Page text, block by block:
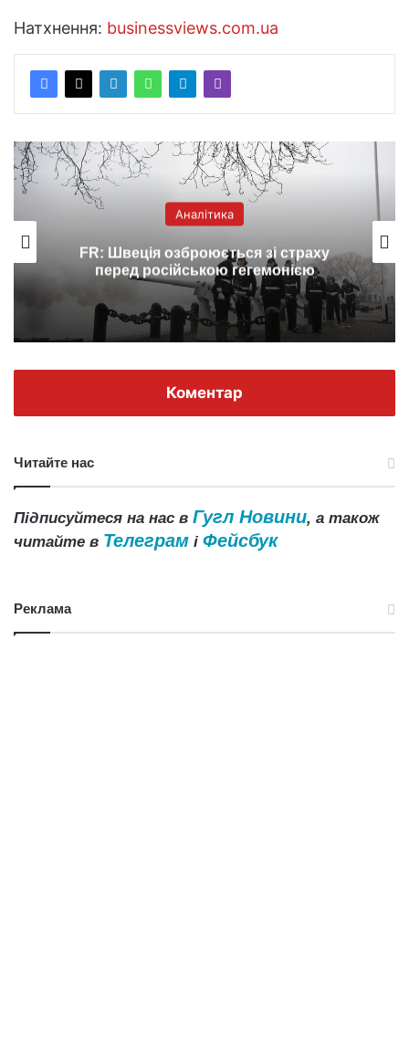
Натхнення: businessviews.com.ua
озброюється зі страху
гегемонією
Уперше до
увійшла
Коментар
Читайте нас
Підписуйтеся на нас в Гугл Новини, а також
читайте в Телеграм і Фейсбук
Реклама